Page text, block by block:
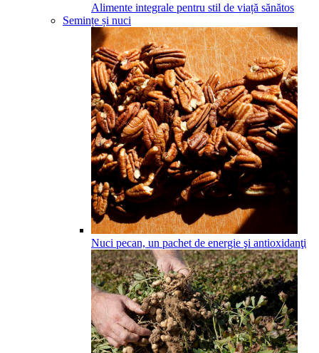
Alimente integrale pentru stil de viață sănătos
Semințe și nuci
Nuci pecan, un pachet de energie şi antioxidanţi